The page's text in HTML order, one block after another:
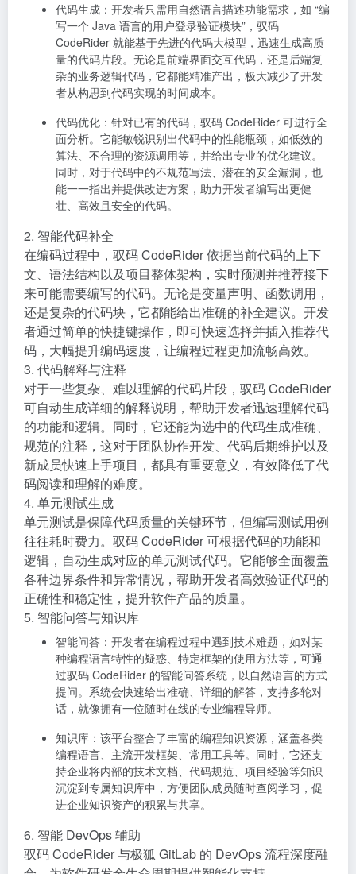
代码生成 ：开发者只需用自然语言描述功能需求，如 “编
写一个 Java 语言的用户登录验证模块”，驭码
CodeRider 就能基于先进的代码大模型，迅速生成高质
量的代码片段。无论是前端界面交互代码，还是后端复
杂的业务逻辑代码，它都能精准产出，极大减少了开发
者从构思到代码实现的时间成本。
代码优化 ：针对已有的代码，驭码 CodeRider 可进行全
面分析。它能敏锐识别出代码中的性能瓶颈，如低效的
算法、不合理的资源调用等，并给出专业的优化建议。
同时，对于代码中的不规范写法、潜在的安全漏洞，也
能一一指出并提供改进方案，助力开发者编写出更健
壮、高效且安全的代码。
2. 智能代码补全
在编码过程中，驭码 CodeRider 依据当前代码的上下
文、语法结构以及项目整体架构，实时预测并推荐接下
来可能需要编写的代码。无论是变量声明、函数调用，
还是复杂的代码块，它都能给出准确的补全建议。开发
者通过简单的快捷键操作，即可快速选择并插入推荐代
码，大幅提升编码速度，让编程过程更加流畅高效。
3. 代码解释与注释
对于一些复杂、难以理解的代码片段，驭码 CodeRider
可自动生成详细的解释说明，帮助开发者迅速理解代码
的功能和逻辑。同时，它还能为选中的代码生成准确、
规范的注释，这对于团队协作开发、代码后期维护以及
新成员快速上手项目，都具有重要意义，有效降低了代
码阅读和理解的难度。
4. 单元测试生成
单元测试是保障代码质量的关键环节，但编写测试用例
往往耗时费力。驭码 CodeRider 可根据代码的功能和
逻辑，自动生成对应的单元测试代码。它能够全面覆盖
各种边界条件和异常情况，帮助开发者高效验证代码的
正确性和稳定性，提升软件产品的质量。
5. 智能问答与知识库
智能问答 ：开发者在编程过程中遇到技术难题，如对某
种编程语言特性的疑惑、特定框架的使用方法等，可通
过驭码 CodeRider 的智能问答系统，以自然语言的方式
提问。系统会快速给出准确、详细的解答，支持多轮对
话，就像拥有一位随时在线的专业编程导师。
知识库 ：该平台整合了丰富的编程知识资源，涵盖各类
编程语言、主流开发框架、常用工具等。同时，它还支
持企业将内部的技术文档、代码规范、项目经验等知识
沉淀到专属知识库中，方便团队成员随时查阅学习，促
进企业知识资产的积累与共享。
6. 智能 DevOps 辅助
驭码 CodeRider 与极狐 GitLab 的 DevOps 流程深度融